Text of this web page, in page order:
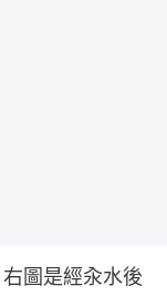
圖是經汆水後